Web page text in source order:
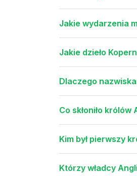
Jakie wydarzenia
Jakie dzieło
Dlaczego
Co skłoniło
Kim był pierwszy
Którzy władcy